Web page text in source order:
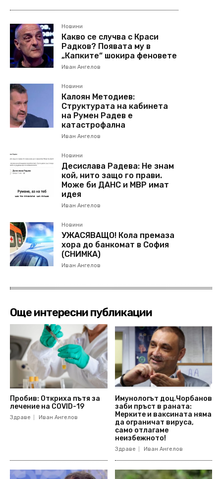
Новини
Какво се случва с Краси
Радков? Появата му в
„Капките“ шокира феновете
Иван Ангелов
Новини
Калоян Методиев:
Структурата на кабинета
на Румен Радев е
катастрофална
Иван Ангелов
Новини
Десислава Радева: Не знам
кой, нито защо го прави.
Може би ДАНС и МВР имат
идея
Иван Ангелов
Новини
УЖАСЯВАЩО! Кола премаза
хора до банкомат в София
(СНИМКА)
Иван Ангелов
Още интересни публикации
Пробив: Откриха пътя за
лечение на COVID-19
Здраве Иван Ангелов
Имунологът доц.Чорбанов
заби пръст в раната:
Мерките и ваксината няма
да ограничат вируса,
само отлагаме
неизбежното!
Здраве Иван Ангелов